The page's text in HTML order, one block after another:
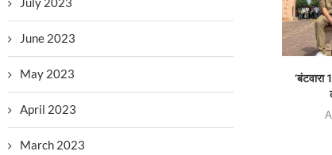
June 2023
May 2023
April 2023
March 2023